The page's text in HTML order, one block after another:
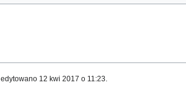
12 kwi 2017 o 11:23.